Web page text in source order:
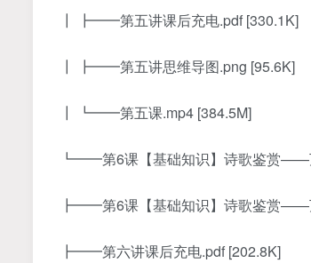
┃ ┣━━第五讲课后充电.pdf [330.1K]
┃ ┣━━第五讲思维导图.png [95.6K]
┃ ┗━━第五课.mp4 [384.5M]
┗━━第6课【基础知识】诗歌鉴赏——
┣━━第6课【基础知识】诗歌鉴赏——
┣━━第六讲课后充电.pdf [202.8K]